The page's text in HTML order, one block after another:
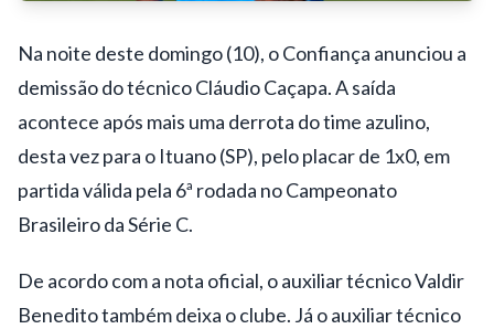
Na noite deste domingo (10), o Confiança anunciou a
demissão do técnico Cláudio Caçapa. A saída
acontece após mais uma derrota do time azulino,
desta vez para o Ituano (SP), pelo placar de 1x0, em
partida válida pela 6ª rodada no Campeonato
Brasileiro da Série C.
De acordo com a nota oficial, o auxiliar técnico Valdir
Benedito também deixa o clube. Já o auxiliar técnico